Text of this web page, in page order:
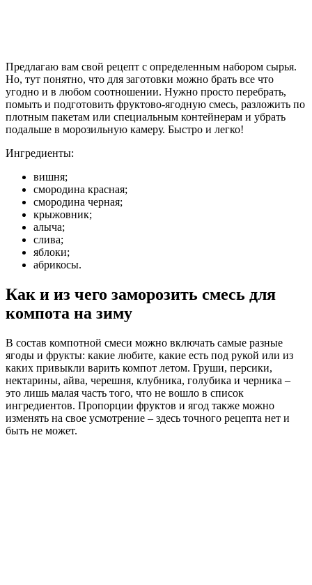
Предлагаю вам свой рецепт с определенным набором сырья.
Но, тут понятно, что для заготовки можно брать все что
угодно и в любом соотношении. Нужно просто перебрать,
помыть и подготовить фруктово-ягодную смесь, разложить по
плотным пакетам или специальным контейнерам и убрать
подальше в морозильную камеру. Быстро и легко!
Ингредиенты:
вишня;
смородина красная;
смородина черная;
крыжовник;
алыча;
слива;
яблоки;
абрикосы.
Как и из чего заморозить смесь для
компота на зиму
В состав компотной смеси можно включать самые разные
ягоды и фрукты: какие любите, какие есть под рукой или из
каких привыкли варить компот летом. Груши, персики,
нектарины, айва, черешня, клубника, голубика и черника –
это лишь малая часть того, что не вошло в список
ингредиентов. Пропорции фруктов и ягод также можно
изменять на свое усмотрение – здесь точного рецепта нет и
быть не может.